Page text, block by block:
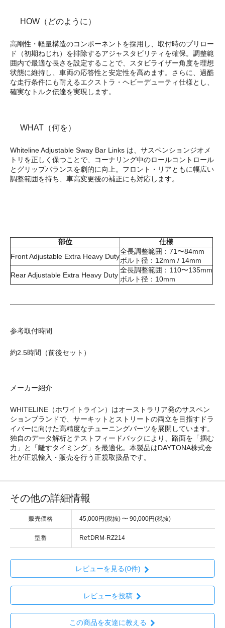
HOW（どのように）
高剛性・軽量構造のコンポーネントを採用し、取付時のプリロー
ド（初期ねじれ）を排除するアジャスタビリティを確保。調整範
囲内で最適な長さを設定することで、スタビライザー角度を理想
状態に維持し、車両の応答性と安定性を高めます。さらに、過酷
な走行条件にも耐えるエクストラ・ヘビーデューティ仕様とし、
確実なトルク伝達を実現します。
WHAT（何を）
Whiteline Adjustable Sway Bar Links は、サスペンションジオメ
トリを正しく保つことで、コーナリング中のロールコントロール
とグリップバランスを劇的に向上。フロント・リアともに幅広い
調整範囲を持ち、車高変更後の補正にも対応します。
部位
仕様
Front Adjustable Extra Heavy Duty
全長調整範囲：71〜84mm
ボルト径：12mm / 14mm
Rear Adjustable Extra Heavy Duty
全長調整範囲：110〜135mm
ボルト径：10mm
参考取付時間
約2.5時間（前後セット）
メーカー紹介
WHITELINE（ホワイトライン）はオーストラリア発のサスペン
ションブランドで、サーキットとストリートの両立を目指すドラ
イバーに向けた高精度なチューニングパーツを展開しています。
独自のデータ解析とテストフィードバックにより、路面を「掴む
力」と「離すタイミング」を最適化。本製品はDAYTONA株式会
社が正規輸入・販売を行う正規取扱品です。
その他の詳細情報
販売価格 45,000円(税抜) 〜 90,000円(税抜)
型番 Ref:DRM-RZ214
レビューを見る(0件)
レビューを投稿
この商品を友達に教える